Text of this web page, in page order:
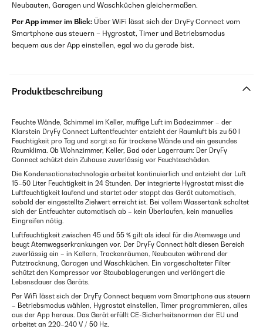
Neubauten, Garagen und Waschküchen gleichermaßen.
Per App immer im Blick: Über WiFi lässt sich der DryFy Connect vom
Smartphone aus steuern – Hygrostat, Timer und Betriebsmodus
bequem aus der App einstellen, egal wo du gerade bist.
Produktbeschreibung
Feuchte Wände, Schimmel im Keller, muffige Luft im Badezimmer – der
Klarstein DryFy Connect Luftentfeuchter entzieht der Raumluft bis zu 50 l
Feuchtigkeit pro Tag und sorgt so für trockene Wände und ein gesundes
Raumklima. Ob Wohnzimmer, Keller, Bad oder Lagerraum: Der DryFy
Connect schützt dein Zuhause zuverlässig vor Feuchteschäden.
Die Kondensationstechnologie arbeitet kontinuierlich und entzieht der Luft
15–50 Liter Feuchtigkeit in 24 Stunden. Der integrierte Hygrostat misst die
Luftfeuchtigkeit laufend und startet oder stoppt das Gerät automatisch,
sobald der eingestellte Zielwert erreicht ist. Bei vollem Wassertank schaltet
sich der Entfeuchter automatisch ab – kein Überlaufen, kein manuelles
Eingreifen nötig.
Luftfeuchtigkeit zwischen 45 und 55 % gilt als ideal für die Atemwege und
beugt Atemwegserkrankungen vor. Der DryFy Connect hält diesen Bereich
zuverlässig ein – in Kellern, Trockenräumen, Neubauten während der
Putztrocknung, Garagen und Waschküchen. Ein vorgeschalteter Filter
schützt den Kompressor vor Staubablagerungen und verlängert die
Lebensdauer des Geräts.
Per WiFi lässt sich der DryFy Connect bequem vom Smartphone aus steuern
– Betriebsmodus wählen, Hygrostat einstellen, Timer programmieren, alles
aus der App heraus. Das Gerät erfüllt CE-Sicherheitsnormen der EU und
arbeitet an 220–240 V / 50 Hz.